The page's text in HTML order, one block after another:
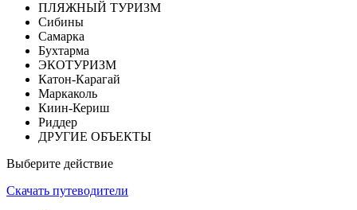
ПЛЯЖНЫЙ ТУРИЗМ
Сибины
Самарка
Бухтарма
ЭКОТУРИЗМ
Катон-Карагай
Маркаколь
Киин-Кериш
Риддер
ДРУГИЕ ОБЪЕКТЫ
Выберите действие
Скачать путеводители